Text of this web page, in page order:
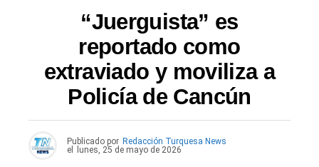
“Juerguista” es
reportado como
extraviado y moviliza a
Policía de Cancún
Publicado por Redacción Turquesa News
el
lunes, 25 de mayo de 2026